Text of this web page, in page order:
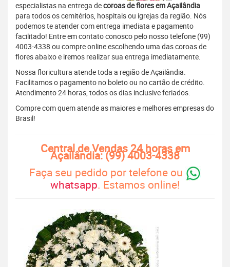
especialistas na entrega decoroas de flores em Açailândia
para todos os cemitérios, hospitais ou igrejas da região. Nós
podemos te atender com entrega imediata e pagamento
facilitado! Entre em contato conosco pelo nosso telefone (99)
4003-4338 ou compre online escolhendo uma das coroas de
flores abaixo e iremos realizar sua entrega imediatamente.
Nossa floricultura atende toda a região de Açailândia.
Facilitamos o pagamento no boleto ou no cartão de crédito.
Atendimento 24 horas, todos os dias inclusive feriados.
Compre com quem atende as maiores e melhores empresas do
Brasil!
Central de Vendas 24 horas em
Açailândia: (99) 4003-4338
Faça seu pedido por telefone ou
whatsapp. Estamos online!